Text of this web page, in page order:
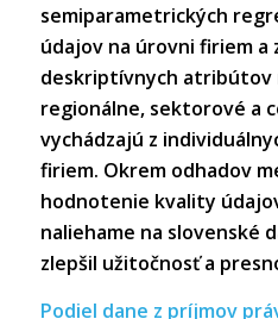
semiparametrických
údajov na úrovni firiem a
deskriptívnych atribútov
regionálne, sektorové a
vychádzajú z
firiem. Okrem odhadov
hodnotenie kvality
naliehame na slovenské
zlepšil užitočnosť a
Podiel dane z príjmov